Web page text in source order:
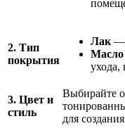
2. Тип
покрытия
Лак —
Масло
ухода,
3. Цвет и
стиль
Выбирайте
для